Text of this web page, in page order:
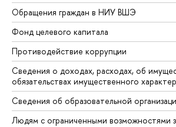
Обращения граждан в НИУ ВШЭ
Фонд целевого капитала
Противодействие коррупции
Сведения о доходах, расходах, об
обязательствах имущественного
Сведения об образовательной
Людям с ограниченными возможностями